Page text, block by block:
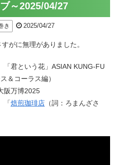
～2025/04/27
き 2025/04/27
がに無理がありました。
「君という花」ASIAN KUNG-FU
＆コーラス編）
阪万博2025
「焙煎珈琲店（詞：ろまんざさ